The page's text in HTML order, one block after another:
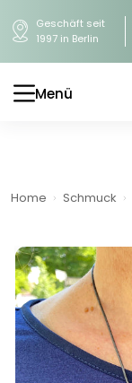
Geschäft seit
1997 in Berlin
Menü
Home Schmuck